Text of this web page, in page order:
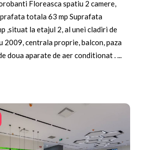
Floreasca spatiu 2 camere,
totala 63 mp Suprafata
,situat la etajul 2, al unei cladiri de
2009, centrala proprie, balcon, paza
doua aparate de aer conditionat . ...